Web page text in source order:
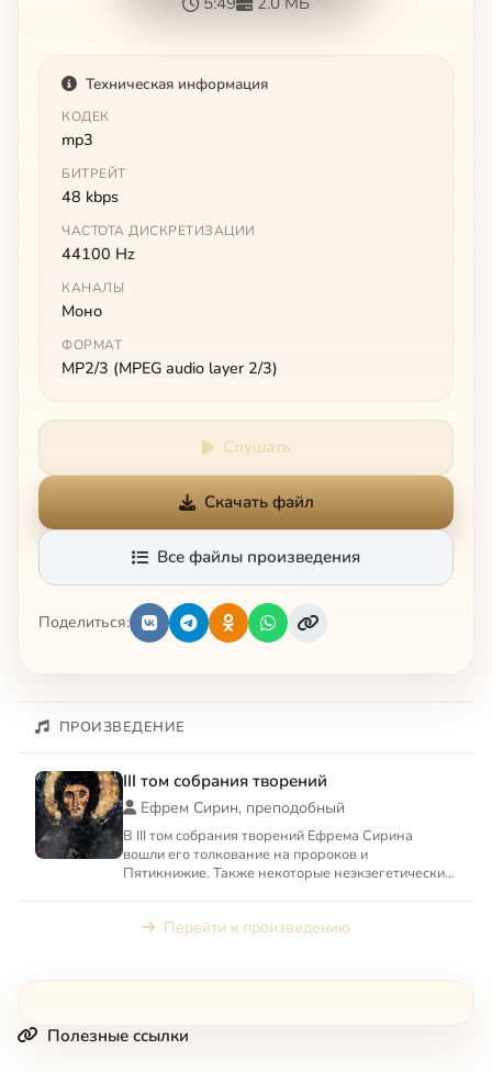
Техническая информация
КОДЕК
mp3
БИТРЕЙТ
48 kbps
ЧАСТОТА ДИСКРЕТИЗАЦИИ
44100 Hz
КАНАЛЫ
Моно
ФОРМАТ
MP2/3 (MPEG audio layer 2/3)
Слушать
Скачать файл
Все файлы произведения
Поделиться:
ПРОИЗВЕДЕНИЕ
III том собрания творений
Ефрем Сирин, преподобный
В III том собрания творений Ефрема Сирина
вошли его толкование на пророков и
Пятикнижие. Также некоторые неэкзегетические
Перейти к произведению
Полезные ссылки